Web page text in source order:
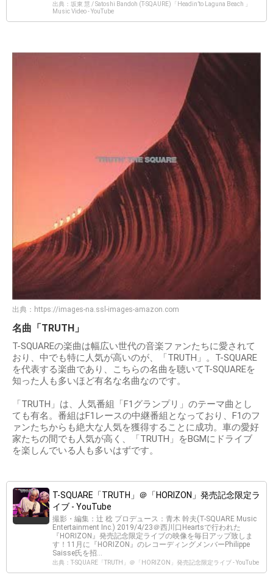
出典：坂東 慧 / Satoshi Bandoh (T-SQAURE)「Headin’to Laguna Beach 」
Music Video - YouTube
出典： https://images-na.ssl-images-amazon.com
名曲「TRUTH」
T-SQUAREの楽曲は幅広い世代の音楽ファンたちに愛されて
おり、中でも特に人気が高いのが、「TRUTH」。T-SQUARE
を代表する楽曲であり、こちらの名曲を聴いてT-SQUAREを
知った人も多いほど有名な名曲なのです。
「TRUTH」は、人気番組「F1グランプリ」のテーマ曲とし
ても有名。番組はF1レースの中継番組となっており、F1のフ
ァンたちからも絶大な人気を獲得することに成功。車の愛好
家たちの間でも人気が高く、「TRUTH」をBGMにドライブ
を楽しんでいる人も多いはずです。
T-SQUARE「TRUTH」＠「HORIZON」発売記念限定ラ
イブ - YouTube
撮影・編集：辻 稔 プロデュース：青木 幹夫(T-SQUARE Music
Entertainment Inc.) 2019/4/23＠西川口Heartsで行われた
『HORIZON』発売記念限定ライブの映像を毎日アップ致しま
す！11月に『HORIZON』のレコーディングメンバーPhilippe
Saisse氏を招...
出典：T-SQUARE「TRUTH」＠「HORIZON」発売記念限定ライブ - YouTube